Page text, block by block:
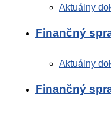
Aktuálny
Finančný
Aktuálny
Finančný